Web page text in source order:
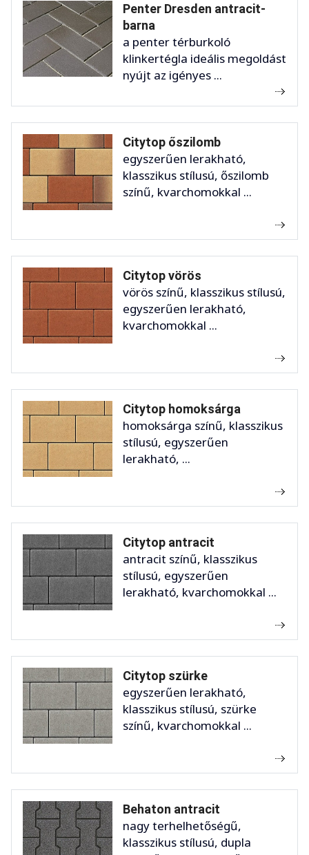
Penter Dresden antracit-
barna
a penter térburkoló
klinkertégla ideális megoldást
nyújt az igényes ...
Citytop őszilomb
egyszerűen lerakható,
klasszikus stílusú, őszilomb
színű, kvarchomokkal ...
Citytop vörös
vörös színű, klasszikus stílusú,
egyszerűen lerakható,
kvarchomokkal ...
Citytop homoksárga
homoksárga színű, klasszikus
stílusú, egyszerűen
lerakható, ...
Citytop antracit
antracit színű, klasszikus
stílusú, egyszerűen
lerakható, kvarchomokkal ...
Citytop szürke
egyszerűen lerakható,
klasszikus stílusú, szürke
színű, kvarchomokkal ...
Behaton antracit
nagy terhelhetőségű,
klasszikus stílusú, dupla